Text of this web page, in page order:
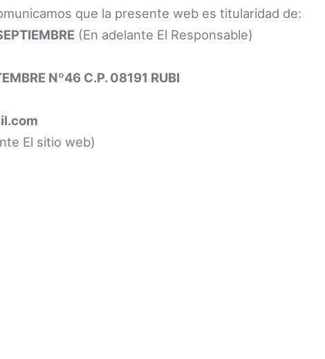
que la presente web es titularidad de:
(En adelante El Responsable)
Nº46 C.P. 08191 RUBI
El sitio web)